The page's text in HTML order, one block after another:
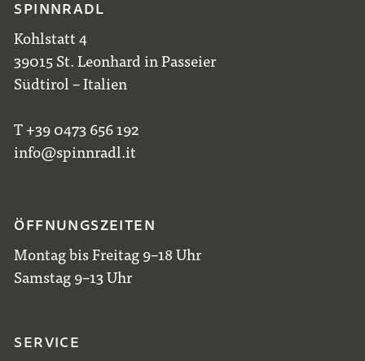
SPINNRADL
Kohlstatt 4
39015 St. Leonhard in Passeier
Südtirol – Italien
T +39 0473 656 192
info@spinnradl.it
ÖFFNUNGSZEITEN
Montag bis Freitag 9–18 Uhr
Samstag 9–13 Uhr
SERVICE